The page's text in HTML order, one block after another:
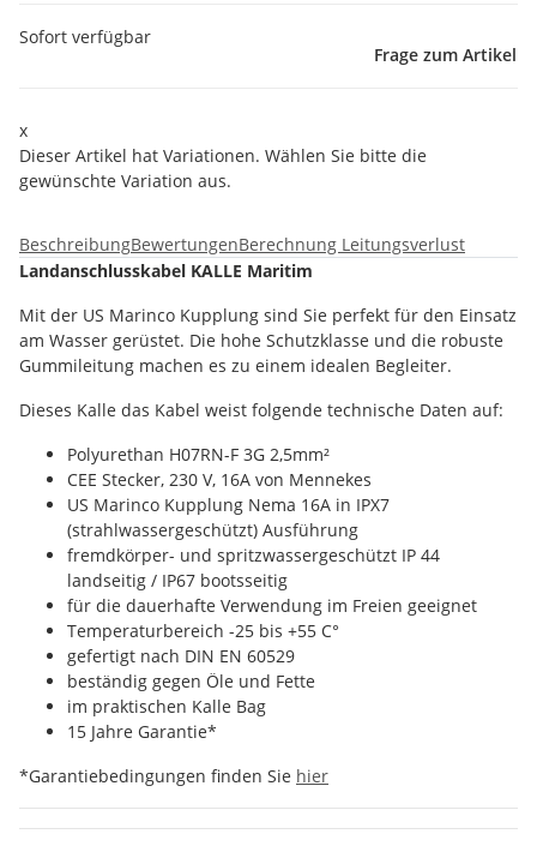
Sofort verfügbar
Frage zum Artikel
x
Dieser Artikel hat Variationen. Wählen Sie bitte die
gewünschte Variation aus.
BeschreibungBewertungenBerechnung Leitungsverlust
Landanschlusskabel KALLE Maritim
Mit der US Marinco Kupplung sind Sie perfekt für den Einsatz
am Wasser gerüstet. Die hohe Schutzklasse und die robuste
Gummileitung machen es zu einem idealen Begleiter.
Dieses Kalle das Kabel weist folgende technische Daten auf:
Polyurethan H07RN-F 3G 2,5mm²
CEE Stecker, 230 V, 16A von Mennekes
US Marinco Kupplung Nema 16A in IPX7
(strahlwassergeschützt) Ausführung
fremdkörper- und spritzwassergeschützt IP 44
landseitig / IP67 bootsseitig
für die dauerhafte Verwendung im Freien geeignet
Temperaturbereich -25 bis +55 C°
gefertigt nach DIN EN 60529
beständig gegen Öle und Fette
im praktischen Kalle Bag
15 Jahre Garantie*
*Garantiebedingungen finden Sie hier